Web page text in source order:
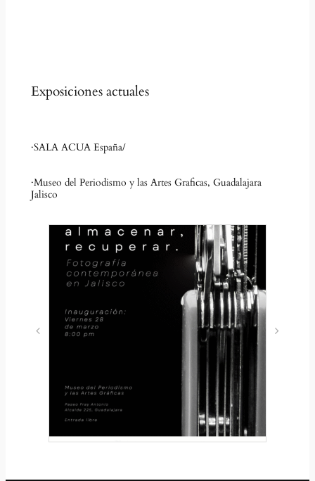
Exposiciones actuales
·SALA ACUA España/
·Museo del Periodismo y las Artes Graficas, Guadalajara
Jalisco